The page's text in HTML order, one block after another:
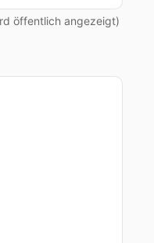
öffentlich angezeigt)